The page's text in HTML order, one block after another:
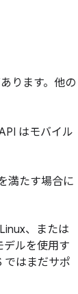
ります。他の
はモバイル
満たす場合に
、または
デルを使用す
はまだサポ